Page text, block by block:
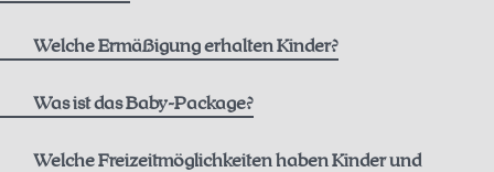
Nicht erstattbare Rate inkl. Frühstück:
1 Flasche Bergquellwasser
Frühstück im Hutterer alpin.restaurant,
Welche Ermäßigung erhalten Kinder?
0-5 Jahre
Was ist das Baby-Package?
Welche Freizeitmöglichkeiten haben Kinder und